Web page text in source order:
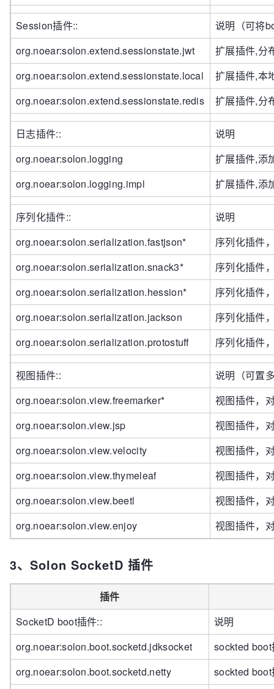
Session插件::
说明（可将
org.noear:solon.extend.sessionstate.jwt
扩展插件,分
org.noear:solon.extend.sessionstate.local
扩展插件,本
org.noear:solon.extend.sessionstate.redis
扩展插件,分
日志插件::
说明
org.noear:solon.logging
扩展插件,添
org.noear:solon.logging.impl
扩展插件,添
序列化插件::
说明
org.noear:solon.serialization.fastjson*
序列化插件
org.noear:solon.serialization.snack3*
序列化插件
org.noear:solon.serialization.hession*
序列化插件
org.noear:solon.serialization.jackson
序列化插件
org.noear:solon.serialization.protostuff
序列化插件
视图插件::
说明（可置
org.noear:solon.view.freemarker*
视图插件，
org.noear:solon.view.jsp
视图插件，
org.noear:solon.view.velocity
视图插件，
org.noear:solon.view.thymeleaf
视图插件，
org.noear:solon.view.beetl
视图插件，
org.noear:solon.view.enjoy
视图插件，
3、Solon SocketD 插件
插件
SocketD boot插件::
说明
org.noear:solon.boot.socketd.jdksocket
sockted
org.noear:solon.boot.socketd.netty
sockted